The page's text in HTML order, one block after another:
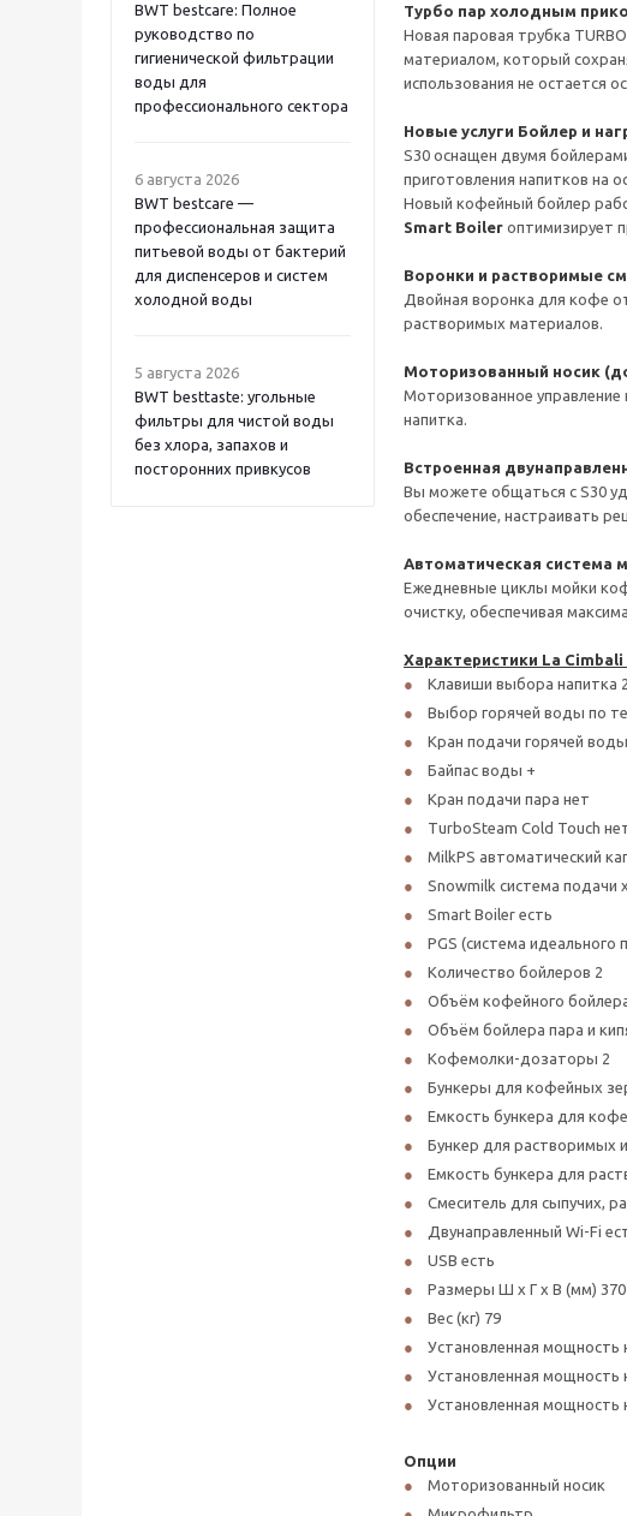
BWT bestcare: Полное
руководство по
гигиенической фильтрации
воды для
профессионального сектора
6 августа 2026
BWT bestcare —
профессиональная защита
питьевой воды от бактерий
для диспенсеров и систем
холодной воды
5 августа 2026
BWT besttaste: угольные
фильтры для чистой воды
без хлора, запахов и
посторонних привкусов
Турбо пар холодным
Новая паровая трубка
материалом, который
использования не остается
Новые услуги Бойлер и
S30 оснащен двумя
приготовления напитков на
Новый кофейный бойлер
Smart Boiler оптимизирует
Воронки и растворимые
Двойная воронка для кофе
растворимых материалов.
Моторизованный носик
Моторизованное управление
напитка.
Встроенная
Вы можете общаться с S30
обеспечение, настраивать
Автоматическая система
Ежедневные циклы мойки
очистку, обеспечивая
Характеристики La Cimbali
Клавиши выбора напитка
Выбор горячей воды по
Кран подачи горячей
Байпас воды +
Кран подачи пара нет
TurboSteam Cold Touch
MilkPS автоматический
Snowmilk система подачи
Smart Boiler есть
PGS (система идеального
Количество бойлеров 2
Объём кофейного
Объём бойлера пара и
Кофемолки-дозаторы 2
Бункеры для кофейных
Емкость бункера для
Бункер для растворимых
Емкость бункера для
Смеситель для сыпучих,
Двунаправленный Wi-Fi
USB есть
Размеры Ш x Г x В (мм) 370
Вес (кг) 79
Установленная мощность
Установленная мощность
Установленная мощность
Опции
Моторизованный носик